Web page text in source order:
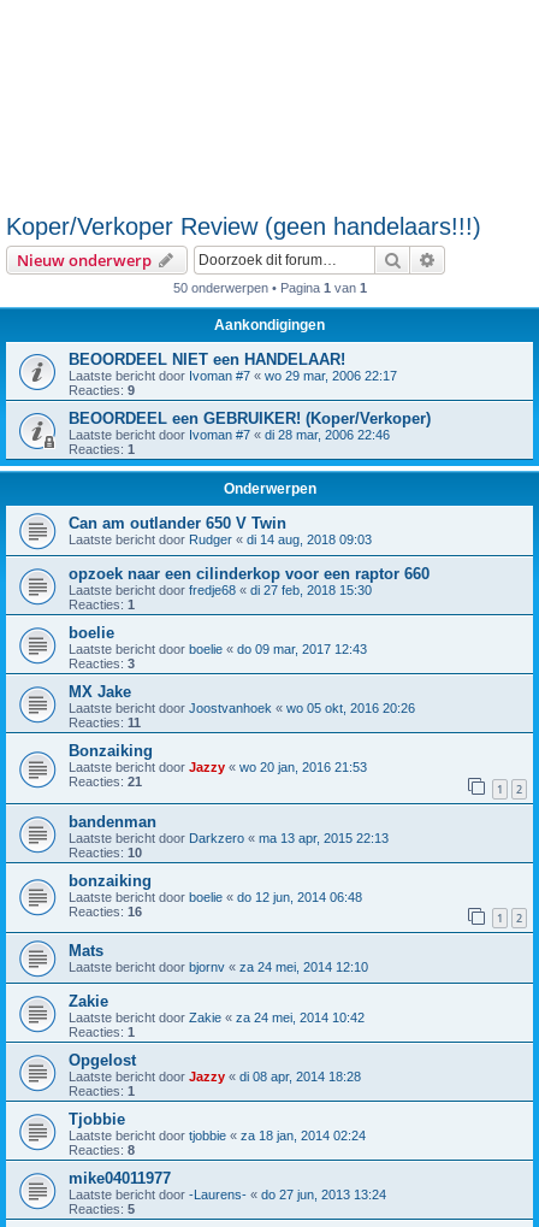
Koper/Verkoper Review (geen handelaars!!!)
Nieuw onderwerp Zoek
50 onderwerpen • Pagina 1 van 1
Aankondigingen
BEOORDEEL NIET een HANDELAAR!
Laatste bericht door Ivoman #7 « wo 29 mar, 2006 22:17
Reacties: 9
BEOORDEEL een GEBRUIKER! (Koper/Verkoper)
Laatste bericht door Ivoman #7 « di 28 mar, 2006 22:46
Reacties: 1
Onderwerpen
Can am outlander 650 V Twin
Laatste bericht door Rudger « di 14 aug, 2018 09:03
opzoek naar een cilinderkop voor een raptor 660
Laatste bericht door fredje68 « di 27 feb, 2018 15:30
Reacties: 1
boelie
Laatste bericht door boelie « do 09 mar, 2017 12:43
Reacties: 3
MX Jake
Laatste bericht door Joostvanhoek « wo 05 okt, 2016 20:26
Reacties: 11
Bonzaiking
Laatste bericht door Jazzy « wo 20 jan, 2016 21:53
Reacties: 21 1 2
bandenman
Laatste bericht door Darkzero « ma 13 apr, 2015 22:13
Reacties: 10
bonzaiking
Laatste bericht door boelie « do 12 jun, 2014 06:48
Reacties: 16 1 2
Mats
Laatste bericht door bjornv « za 24 mei, 2014 12:10
Zakie
Laatste bericht door Zakie « za 24 mei, 2014 10:42
Reacties: 1
Opgelost
Laatste bericht door Jazzy « di 08 apr, 2014 18:28
Reacties: 1
Tjobbie
Laatste bericht door tjobbie « za 18 jan, 2014 02:24
Reacties: 8
mike04011977
Laatste bericht door -Laurens- « do 27 jun, 2013 13:24
Reacties: 5